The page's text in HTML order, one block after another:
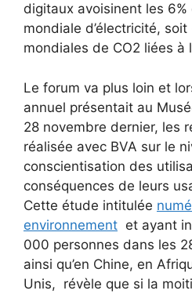
digitaux avoisinent les
mondiale d’électricité,
mondiales de CO2 liées à
Le forum va plus loin et
annuel présentait au
28 novembre dernier, les
réalisée avec BVA sur le
conscientisation des
conséquences de leurs
Cette étude intitulée
environnement et ayant
000 personnes dans les
ainsi qu’en Chine, en
Unis, révèle que si la